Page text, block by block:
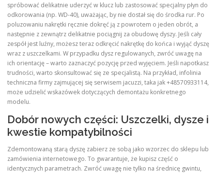
spróbować delikatnie uderzyć w klucz lub zastosować specjalny płyn do
odkorowania (np. WD-40), uważając, by nie dostał się do środka rur. Po
poluzowaniu nakrętki ręcznie dokręć ją z powrotem o jeden obrót, a
następnie z zewnątrz delikatnie pociągnij za obudowę dyszy. Jeśli cały
zespół jest luźny, możesz teraz odkręcić nakrętkę do końca i wyjąć dyszę
wraz z uszczelkami. W przypadku dysz regulowanych, zwróć uwagę na
ich orientację – warto zaznaczyć pozycję przed wyjęciem. Jeśli napotkasz
trudności, warto skonsultować się ze specjalistą. Na przykład, infolinia
techniczna firmy zajmującej się serwisem jacuzzi, taka jak +48570933114,
może udzielić wskazówek dotyczących demontażu konkretnego
modelu.
Dobór nowych części: Uszczelki, dysze i
kwestie kompatybilności
Zdemontowaną starą dyszę zabierz ze sobą jako wzorzec do sklepu lub
zamówienia internetowego. To gwarantuje, że kupisz część o
identycznych parametrach. Zwróć uwagę nie tylko na średnicę gwintu,